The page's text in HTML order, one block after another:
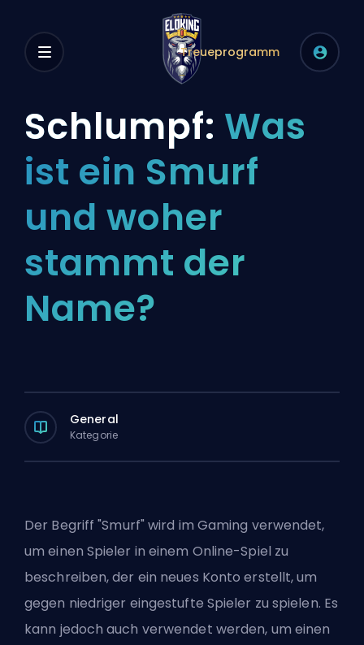
Treueprogramm
Schlumpf: Was
ist ein Smurf
und woher
stammt der
Name?
General
Kategorie
Der Begriff "Smurf" wird im Gaming verwendet,
um einen Spieler in einem Online-Spiel zu
beschreiben, der ein neues Konto erstellt, um
gegen niedriger eingestufte Spieler zu spielen. Es
kann jedoch auch verwendet werden, um einen